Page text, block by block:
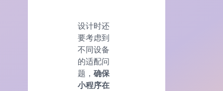
设计时还
要考虑到
不同设备
的适配问
题， 确保
小程序在